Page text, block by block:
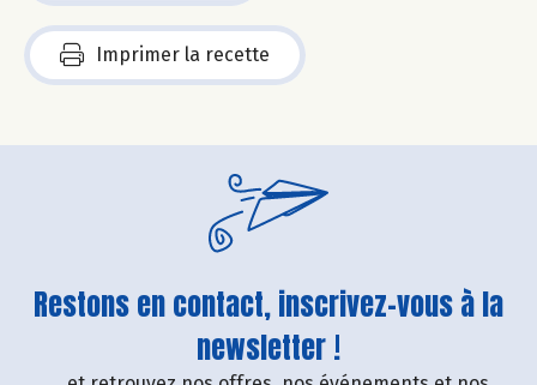
Imprimer la recette
Restons en contact, inscrivez-vous à la
newsletter !